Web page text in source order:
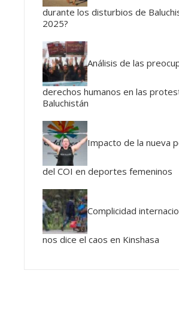
durante los disturbios de
2025?
Análisis de las
derechos humanos en las
Baluchistán
Impacto de la nueva
del COI en deportes femeninos
Complicidad
nos dice el caos en Kinshasa